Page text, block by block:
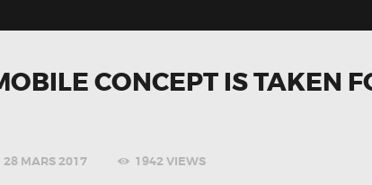
CONCEPT IS TAKEN
28 MARS 2017 1942 VIEWS